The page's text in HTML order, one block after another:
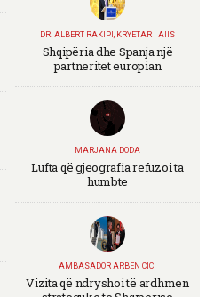
DR. ALBERT RAKIPI, KRYETAR I AIIS
Shqipëria dhe Spanja një
partneritet europian
MARJANA DODA
Lufta që gjeografia refuzoi ta
humbte
AMBASADOR ARBEN CICI
Vizita që ndryshoi të ardhmen